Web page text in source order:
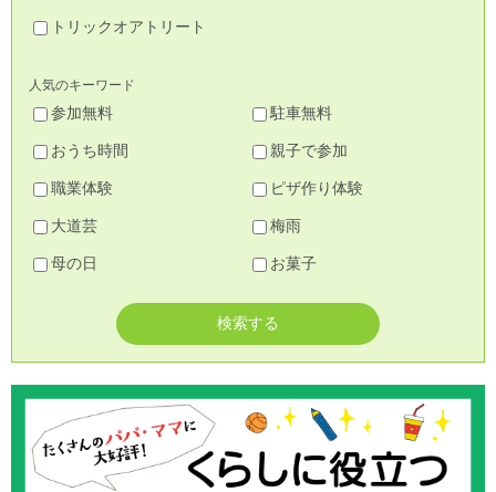
トリックオアトリート
人気のキーワード
参加無料 駐車無料
おうち時間 親子で参加
職業体験 ピザ作り体験
大道芸 梅雨
母の日 お菓子